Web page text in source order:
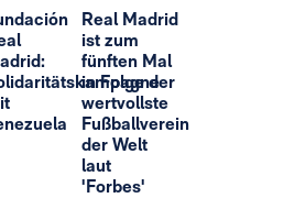
Real Madrid
ist zum
fünften Mal
in Folge der
wertvollste
Fußballverein
der Welt
laut
'Forbes'